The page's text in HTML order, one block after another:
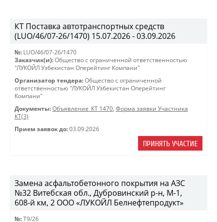
КТ Поставка автотранспортных средств
(LUO/46/07-26/1470) 15.07.2026 - 03.09.2026
№: LUO/46/07-26/1470
Заказчик(и): Общество с ограниченной ответственностью
"ЛУКОЙЛ Узбекистан Оперейтинг Компани"
Организатор тендера: Общество с ограниченной
ответственностью "ЛУКОЙЛ Узбекистан Оперейтинг
Компани"
Документы: Объявление_КТ 1470, Форма заявки Участника
КТ(3)
Прием заявок до: 03.09.2026
ПРИНЯТЬ УЧАСТИЕ
Замена асфальтобетонного покрытия на АЗС
№32 Витебская обл., Дубровинский р-н, М-1,
608-й км, 2 ООО «ЛУКОЙЛ Белнефтепродукт»
№: T9/26